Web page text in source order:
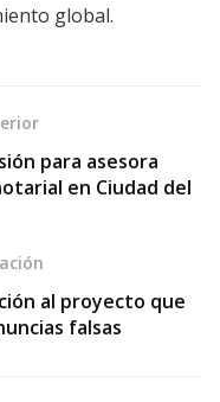
global.
para asesora
en Ciudad del
al proyecto que
falsas